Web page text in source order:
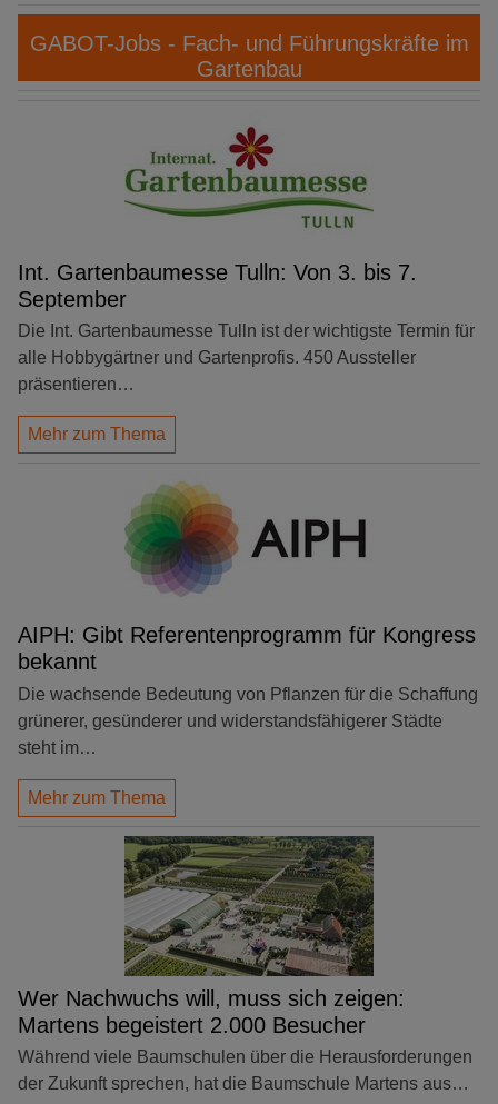
GABOT-Jobs - Fach- und Führungskräfte im
Gartenbau
Int. Gartenbaumesse Tulln: Von 3. bis 7.
September
Die Int. Gartenbaumesse Tulln ist der wichtigste Termin für
alle Hobbygärtner und Gartenprofis. 450 Aussteller
präsentieren…
Mehr zum Thema
AIPH: Gibt Referentenprogramm für Kongress
bekannt
Die wachsende Bedeutung von Pflanzen für die Schaffung
grünerer, gesünderer und widerstandsfähigerer Städte
steht im…
Mehr zum Thema
Wer Nachwuchs will, muss sich zeigen:
Martens begeistert 2.000 Besucher
Während viele Baumschulen über die Herausforderungen
der Zukunft sprechen, hat die Baumschule Martens aus…